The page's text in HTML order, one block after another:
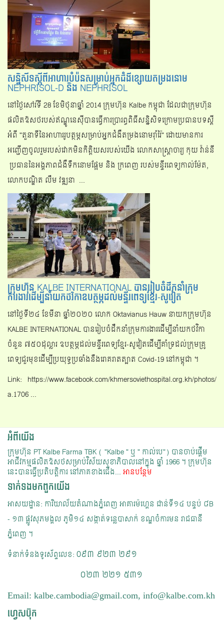
សន្និសីទស្ដីពីអាហារបំប៉នសម្រាប់អ្នកជំងីខ្សោយតម្រងនោម
NEPHRISOL-D និង NEPHRISOL
នៅថ្ងៃសៅរ៍ទី 28 ខែមិថុនាឆ្នាំ 2014 ក្រុមហ៊ុន Kalbe កម្ពុជា ដែលជាក្រុមហ៊ុន
ផលិតឱសថរបស់ឥណ្ឌូនេស៊ីបានធ្វើការប្រារព្ធពិធីសន្និសិទក្រោមប្រធានបទស្ដី
អំពី "តួនាទីនៃអាហាររូបត្ថម្ភសម្រាប់អ្នកជំងឺតម្រងនោមរ៉ាំរ៉ៃ" ដោយមានការ
អញ្ជើញចូលរួមរបស់វោកមិនកិត្តិយសរបស់យើង លោកសាស្រ្តាចារ្យ កុយ វ៉ាន់នី
ប្រធាននៃអង្គភាពជំងឺទឹកនោមផ្អែម និង ក្រពេញ របស់មន្ទីរពេទ្យកាល់ម៉ែត,
លោកបណ្ឌិត លឹម វឌ្ឍនា ...
ក្រុមហ៊ុន KALBE INTERNATIONAL បានរៀបចំដឹកនាំក្រុម
ការងារដើម្បីនាំយកថវិកាឧបត្ថម្ភដល់មន្ទីរពេទ្យខ្មែរ-សូវៀត
នៅថ្ងៃទី២៤ ខែមីនា ឆ្នាំ២០២០ លោក Oktavianus Hauw នាយកក្រុមហ៊ុន
KALBE INTERNATIONAL បានរៀបចំដឹកនាំក្រុមការងារដើម្បីនាំយកថវិកា
ចំនួន ៧៥០ដុល្លារ ឧបត្ថម្ភដល់មន្ទីរពេទ្យខ្មែរ-សូវៀតដើម្បីគាំទ្រដល់ក្រុមគ្រូ
ពេទ្យជួរមុខដើម្បីប្រយុទ្ធប្រឆាំងនឹងរោគរាតត្បាត Covid-19 នៅកម្ពុជា ។
Link: https://www.facebook.com/khmersoviethospital.org.kh/photos/
a.1706 ...
អំពីយើង
ក្រុមហ៊ុន PT Kalbe Farma TBK ( "Kalbe " ឬ " កាល់បេ") បានចាប់ផ្ដើម
អាជីវកម្មផលិតឱសថសម្រាប់វិស័យសុខាភិបាលនៅក្នុង ឆ្នាំ 1966 ។​ ក្រុមហ៊ុន
នេះបានធ្វើប្រតិបត្តិការ នៅភាគខាងជើង... អានបន្ថែម
ទាក់ទង​មក​ពួក​យើង
អាសយដ្ឋាន: ការិយាល័យ​តំណាងភ្នំពេញ អាគារម៉ហ្គេន​ ជាន់ទី១៤ បន្ទប់ ៨B
- ១៣​ ផ្លូវសុភមង្គល ភូមិ១៤ សង្កាត់ទន្លេបាសាក់ ខណ្ឌចំការមន រាជធានី
ភ្នំពេញ ។​
ទំនាក់ទំនងទូរស័ព្ទលេខ: 0៩៣​ ៩២៣ ២៩១
​​​​​​​​ ០២៣ ២២១ ៥៣១
Email: kalbe.cambodia@gmail.com, info@kalbe.com.kh
ហ្វេសប៊ុក